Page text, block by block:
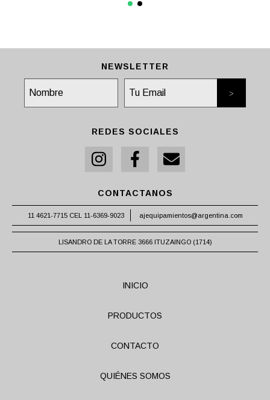
NEWSLETTER
REDES SOCIALES
CONTACTANOS
11 4621-7715 CEL 11-6369-9023 ajequipamientos@argentina.com
LISANDRO DE LA TORRE 3666 ITUZAINGO (1714)
INICIO
PRODUCTOS
CONTACTO
QUIÉNES SOMOS